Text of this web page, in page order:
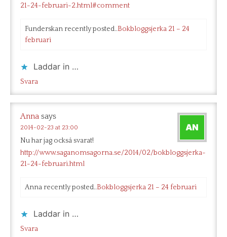
21-24-februari-2.html#comment
Funderskan recently posted..Bokbloggsjerka 21 – 24
februari
Laddar in …
Svara
Anna says
2014-02-23 at 23:00
Nu har jag också svarat!
http://www.saganomsagorna.se/2014/02/bokbloggsjerka-
21-24-februari.html
Anna recently posted..Bokbloggsjerka 21 – 24 februari
Laddar in …
Svara